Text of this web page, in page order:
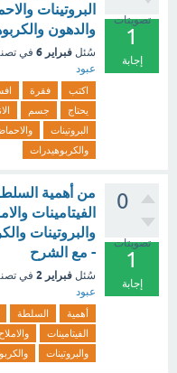
تصويتات
1
إجابة
البروتينات
والدهون
سُئل فبراير 6 في
عبود
اكتب فقرة
يحتاج
جسم
البروتينات
والكربوهيدرات
0
تصويتات
1
إجابة
من أهمية
الفيتامينات
والبروتينات
- مع الشرح
سُئل فبراير 2 في
عبود
أهمية السلطة
الفيتامينات
والاملاح
والبروتينات